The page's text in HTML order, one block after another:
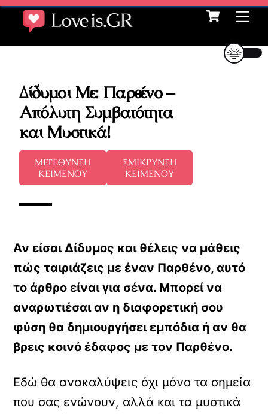
Skip
content
Cart
Δίδυμοι Με: Παρθένο –
Απόλυτη Συμβατότητα
και Μυστικά!
ΜΕΓΕΘΥΝΣΗ
ΚΕΙΜΕΝΟΥ
ΣΜΙΚΡΥΝΣΗ
ΚΕΙΜΕΝΟΥ
Αν είσαι Δίδυμος και θέλεις να μάθεις
πώς ταιριάζεις με έναν Παρθένο, αυτό
το άρθρο είναι για σένα. Μπορεί να
αναρωτιέσαι αν η διαφορετική σου
φύση θα δημιουργήσει εμπόδια ή αν θα
βρεις κοινό έδαφος με τον Παρθένο.
Εδώ θα ανακαλύψεις όχι μόνο τα σημεία
που σας ενώνουν, αλλά και τα μυστικά